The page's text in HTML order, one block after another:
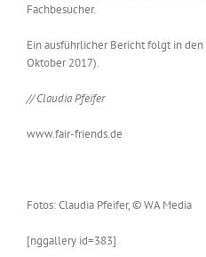
Fachbesucher.
Ein ausführlicher Bericht folgt in den
Oktober 2017).
// Claudia Pfeifer
www.fair-friends.de
Fotos: Claudia Pfeifer, © WA Media
[nggallery id=383]